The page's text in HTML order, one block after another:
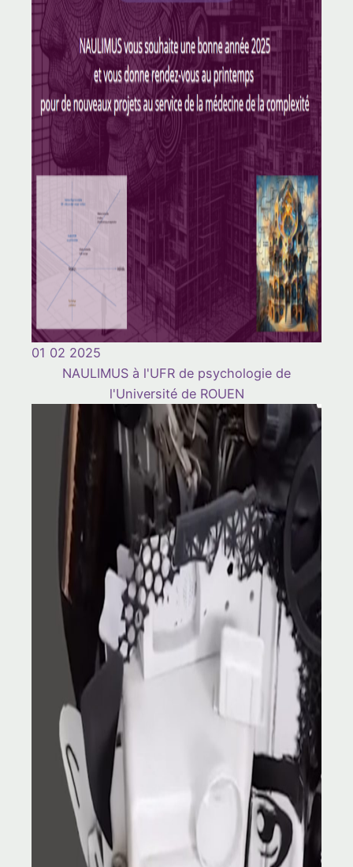
01 02 2025
NAULIMUS à l'UFR de psychologie de
l'Université de ROUEN